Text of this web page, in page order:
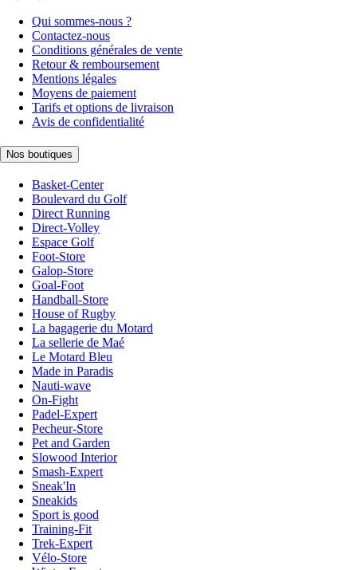
Qui sommes-nous ?
Contactez-nous
Conditions générales de vente
Retour & remboursement
Mentions légales
Moyens de paiement
Tarifs et options de livraison
Avis de confidentialité
Nos boutiques
Basket-Center
Boulevard du Golf
Direct Running
Direct-Volley
Espace Golf
Foot-Store
Galop-Store
Goal-Foot
Handball-Store
House of Rugby
La bagagerie du Motard
La sellerie de Maé
Le Motard Bleu
Made in Paradis
Nauti-wave
On-Fight
Padel-Expert
Pecheur-Store
Pet and Garden
Slowood Interior
Smash-Expert
Sneak'In
Sneakids
Sport is good
Training-Fit
Trek-Expert
Vélo-Store